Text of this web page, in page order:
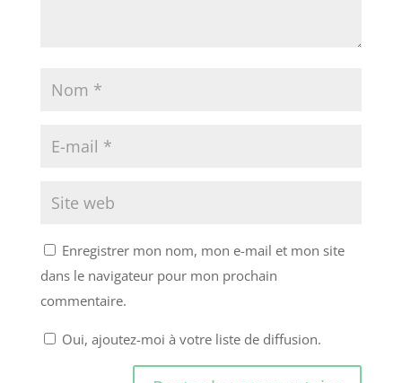
Enregistrer mon nom, mon e-mail et mon site
dans le navigateur pour mon prochain
commentaire.
Oui, ajoutez-moi à votre liste de diffusion.